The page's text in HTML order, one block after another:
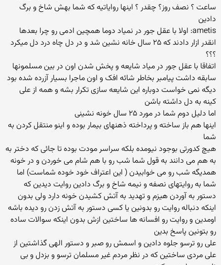
ساعت ؟ نصف روز؟ چقدر ؟ اینها روایاتیه که شما بهش شاخ و برگ
دادین
ametis: اولا با عقل جور در نمیاد دوما همچین ادمی رو چرا بعدها
انقدر ازار دادند که ۲۵ سال خانه نشین شد و در دل چاه درد دل میکرد
؟؟؟
اتفاقا با عقل جور در میاد شایعه و پخش شدن اون در بین مسلمونها
سابقه داشت پیامبر بخاطر شائه افک و اون ماجرا بسیار آزرده شده بود
دیگه نمی خواست دوباره این شایعه سازی تکرار بشه و همه از علی
کینه به دل داشته باشن
اما دلیل دوم شما در مورد ۲۵ سال خونه نشینی
اینها هم باز ساخته و پرداخته ذهنهای بیمار بوده و اینو منتقل کردن به
شما
هیچ کدورتی بوجود نیومده بلکه سراسر مودت بوده تا جائی که دختر به
به هم می دانند به قول شما شب رو با هم شام می خوردن و در خونه
همدیگه شب رو می خوابیدن ( این اعتراف خود خوده شماست) اما
شما به روایتهای نصفه و نیمه شاخ و برگ دادین روایت دیدین که
دستور به آوردن هیزم و تهدید به آتش کشیدن خونه دارد ولی بدون
اینکه دنباله روایت رو بدونین یا کسی دستور به آتش زدن رو دیده باشه
اومدین و روایت رو افسانه ها ساختین ازش بدون اینکه سوالات ساده
رو بتونین پاسخ بدین
علی رو ترسو جلوه دادین و اسمش رو صبر و دستور الهی گذاشتین از
علی مردی ساختین که در نظر مردم غیر مسلمان ترسو و بزدل و بی